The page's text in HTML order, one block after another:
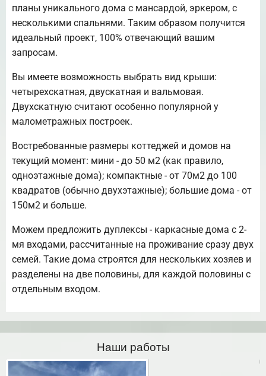
планы уникального дома с мансардой, эркером, с
несколькими спальнями. Таким образом получится
идеальный проект, 100% отвечающий вашим
запросам.
Вы имеете возможность выбрать вид крыши:
четырехскатная, двускатная и вальмовая.
Двухскатную считают особенно популярной у
малометражных построек.
Востребованные размеры коттеджей и домов на
текущий момент: мини - до 50 м2 (как правило,
одноэтажные дома); компактные - от 70м2 до 100
квадратов (обычно двухэтажные); большие дома - от
150м2 и больше.
Можем предложить дуплексы - каркасные дома с 2-
мя входами, рассчитанные на проживание сразу двух
семей. Такие дома строятся для нескольких хозяев и
разделены на две половины, для каждой половины с
отдельным входом.
Наши работы